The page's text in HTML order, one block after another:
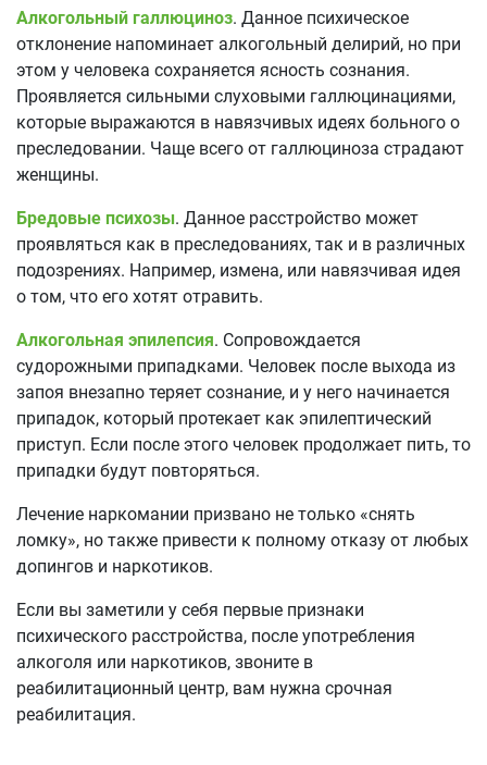
Алкогольный галлюциноз. Данное психическое
отклонение напоминает алкогольный делирий, но при
этом у человека сохраняется ясность сознания.
Проявляется сильными слуховыми галлюцинациями,
которые выражаются в навязчивых идеях больного о
преследовании. Чаще всего от галлюциноза страдают
женщины.
Бредовые психозы. Данное расстройство может
проявляться как в преследованиях, так и в различных
подозрениях. Например, измена, или навязчивая идея
о том, что его хотят отравить.
Алкогольная эпилепсия. Сопровождается
судорожными припадками. Человек после выхода из
запоя внезапно теряет сознание, и у него начинается
припадок, который протекает как эпилептический
приступ. Если после этого человек продолжает пить, то
припадки будут повторяться.
Лечение наркомании призвано не только «снять
ломку», но также привести к полному отказу от любых
допингов и наркотиков.
Если вы заметили у себя первые признаки
психического расстройства, после употребления
алкоголя или наркотиков, звоните в
реабилитационный центр, вам нужна срочная
реабилитация.